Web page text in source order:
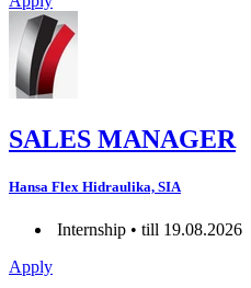
SALES MANAGER
Hansa Flex Hidraulika, SIA
Internship • till 19.08.2026
Apply